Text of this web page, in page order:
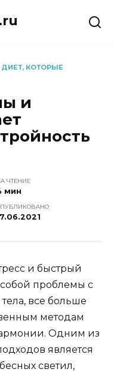
ДИЕТ, КОТОРЫЕ
и
ЧТЕНИЕ
мин
и быстрый
собой проблемы с
все больше
методам
Одним из
является
светил,